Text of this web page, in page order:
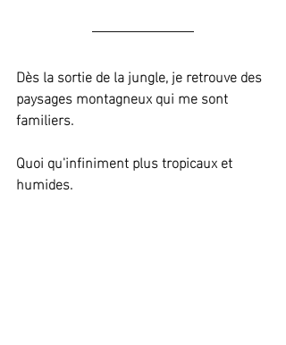
Dès la sortie de la jungle, je retrouve des
paysages montagneux qui me sont
familiers.
Quoi qu'infiniment plus tropicaux et
humides.